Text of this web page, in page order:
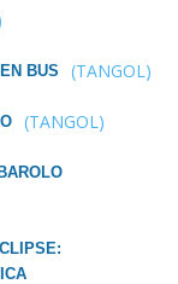
BUS (TANGOL)
(TANGOL)